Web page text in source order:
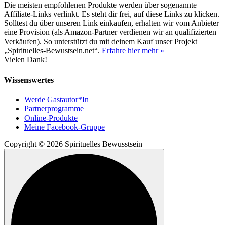
Die meisten empfohlenen Produkte werden über sogenannte
Affiliate-Links verlinkt. Es steht dir frei, auf diese Links zu klicken.
Solltest du über unseren Link einkaufen, erhalten wir vom Anbieter
eine Provision (als Amazon-Partner verdienen wir an qualifizierten
Verkäufen). So unterstützt du mit deinem Kauf unser Projekt
„Spirituelles-Bewustsein.net“. Erfahre hier mehr »
Vielen Dank!
Wissenswertes
Werde Gastautor*In
Partnerprogramme
Online-Produkte
Meine Facebook-Gruppe
Copyright © 2026 Spirituelles Bewusstsein